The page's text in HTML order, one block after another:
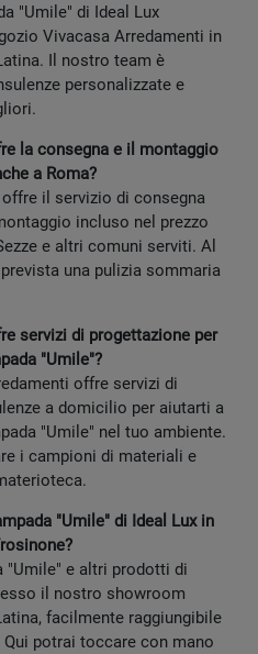
"Umile" di Ideal Lux
Vivacasa Arredamenti in
Il nostro team è
personalizzate e
la consegna e il montaggio
a Roma?
il servizio di consegna
incluso nel prezzo
e altri comuni serviti. Al
una pulizia sommaria
servizi di progettazione per
"Umile"?
offre servizi di
a domicilio per aiutarti a
"Umile" nel tuo ambiente.
i campioni di materiali e
"Umile" di Ideal Lux in
"Umile" e altri prodotti di
il nostro showroom
facilmente raggiungibile
potrai toccare con mano